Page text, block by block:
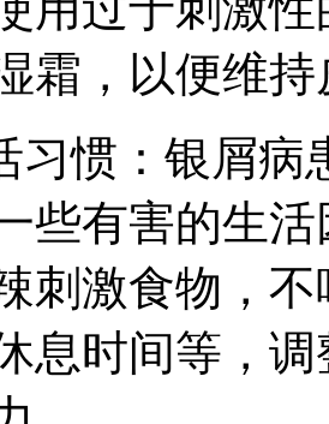
霜，以便维
习惯：银屑病
些有害的生
刺激食物，
息时间等，